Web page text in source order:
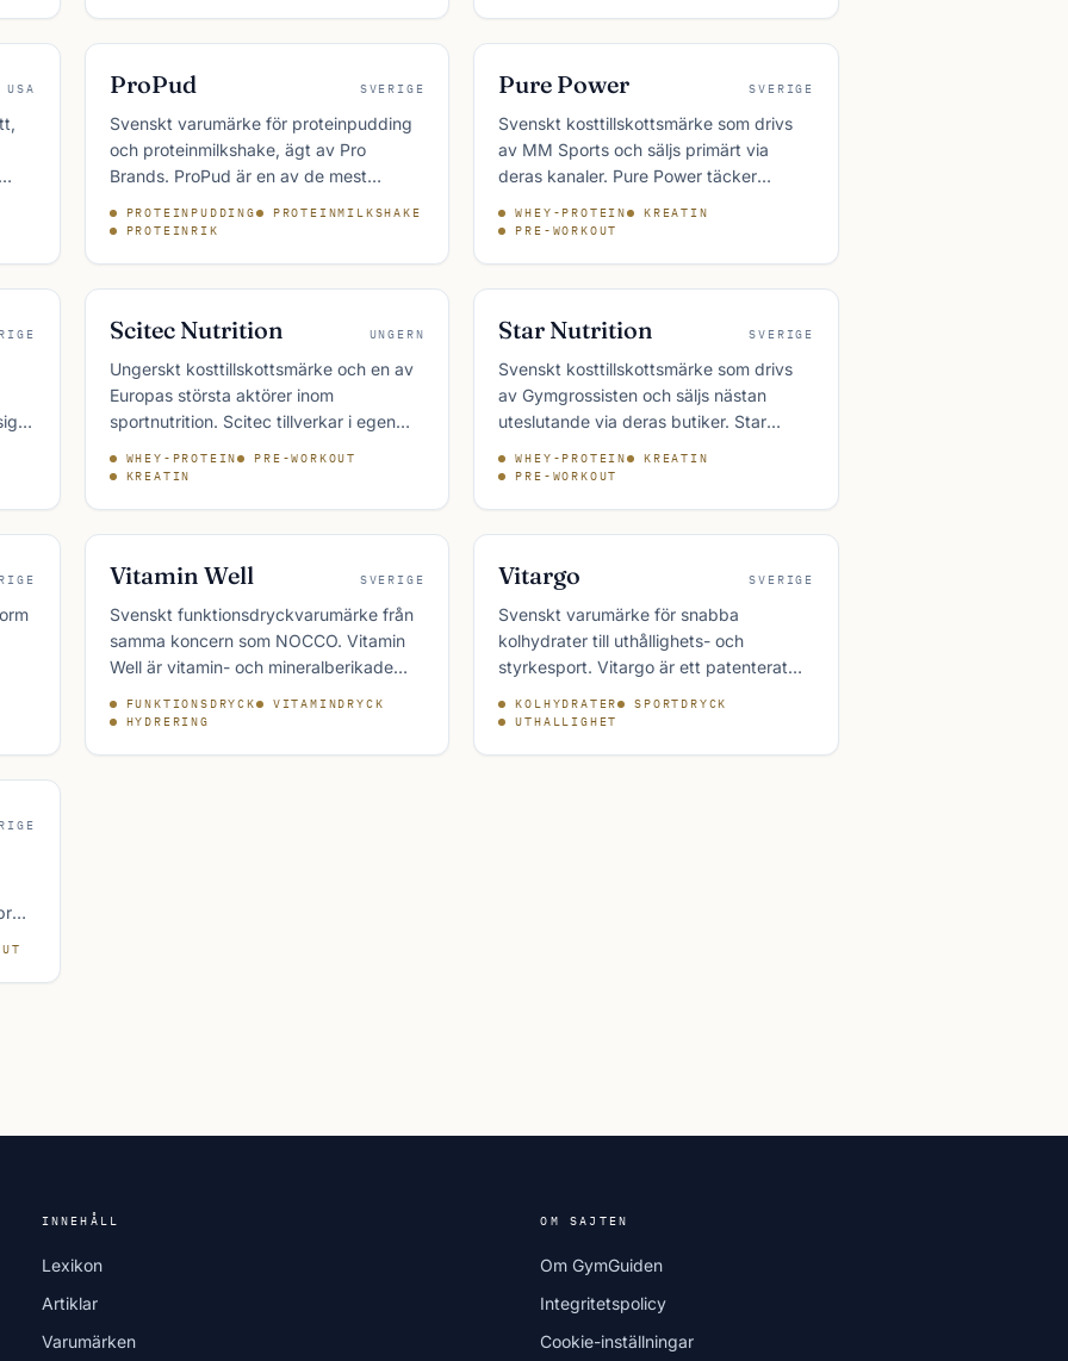
USA ProPud SVERIGE
Svenskt varumärke för proteinpudding
och proteinmilkshake, ägt av Pro
Brands. ProPud är en av de mest
proteinrik snacks i svenska
PROTEINPUDDING
PROTEINMILKSHAKE
PROTEINRIK
Pure Power SVERIGE
Svenskt kosttillskottsmärke som drivs
av MM Sports och säljs primärt via
deras kanaler. Pure Power täcker
pre-workout till priser som ligger under
WHEY-PROTEIN
KREATIN
PRE-WORKOUT
Scitec Nutrition UNGERN
Ungerskt kosttillskottsmärke och en av
Europas största aktörer inom
sportnutrition. Scitec tillverkar i egen
bredaste sortimenten på den
WHEY-PROTEIN
PRE-WORKOUT
KREATIN
Star Nutrition SVERIGE
Svenskt kosttillskottsmärke som drivs
av Gymgrossisten och säljs nästan
uteslutande via deras butiker. Star
proteinpulver, kreatin, aminosyror och
WHEY-PROTEIN
KREATIN
PRE-WORKOUT
Vitamin Well SVERIGE
Svenskt funktionsdryckvarumärke från
samma koncern som NOCCO. Vitamin
Well är vitamin- och mineralberikade
positionerat som ett mer hälsoinriktat
FUNKTIONSDRYCK
VITAMINDRYCK
HYDRERING
Vitargo SVERIGE
Svenskt varumärke för snabba
kolhydrater till uthållighets- och
styrkesport. Vitargo är ett patenterat
svensk forskning och används av
KOLHYDRATER
SPORTDRYCK
UTHALLIGHET
INNEHÅLL
Lexikon
Artiklar
Varumärken
OM SAJTEN
Om GymGuiden
Integritetspolicy
Cookie-inställningar